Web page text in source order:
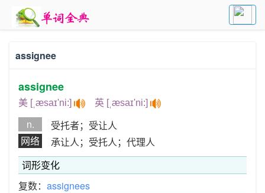
assignee
assignee
美 [ˌæsaɪ'ni:] 英 [ˌæsaɪ'ni:]
n.
受托者；受让人
网络
承让人；受托人；代理人
词形变化
复数： assignees